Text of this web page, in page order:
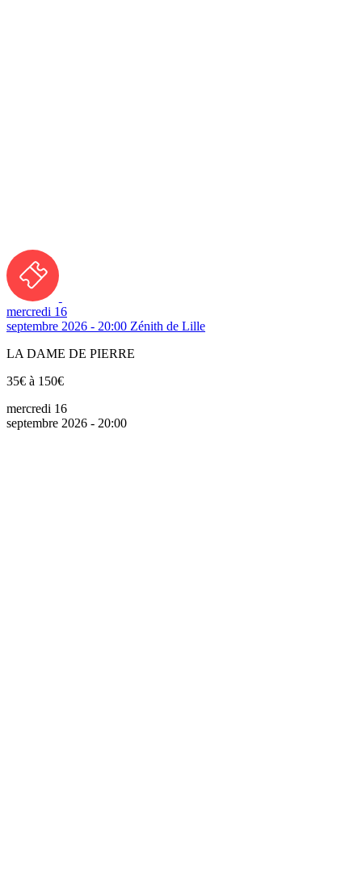
mercredi 16
septembre 2026 - 20:00 Zénith de Lille
LA DAME DE PIERRE
35€ à 150€
mercredi 16
septembre 2026 - 20:00